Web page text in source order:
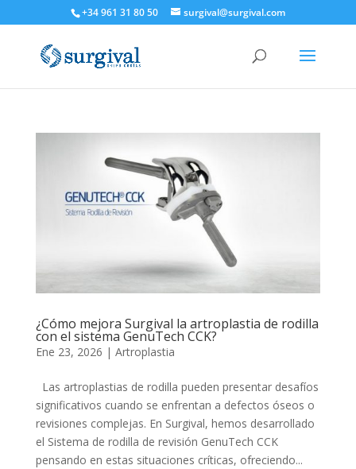
+34 961 31 80 50 surgival@surgival.com
¿Cómo mejora Surgival la artroplastia de rodilla
con el sistema GenuTech CCK?
Ene 23, 2026 | Artroplastia
Las artroplastias de rodilla pueden presentar desafíos
significativos cuando se enfrentan a defectos óseos o
revisiones complejas. En Surgival, hemos desarrollado
el Sistema de rodilla de revisión GenuTech CCK
pensando en estas situaciones críticas, ofreciendo...